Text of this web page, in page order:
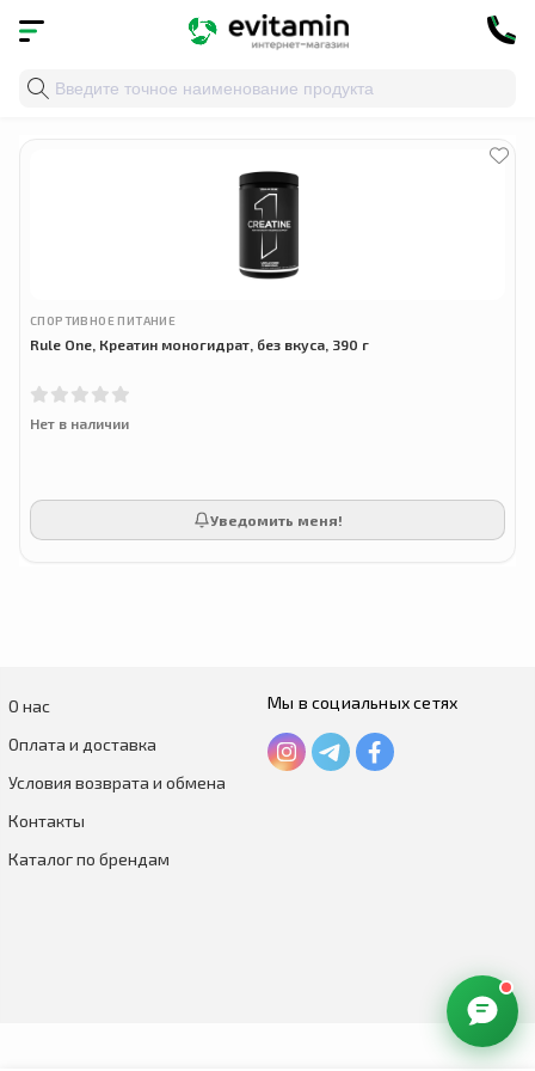
Главная » силовые тренировки
СПОРТИВНОЕ ПИТАНИЕ
Rule One, Креатин моногидрат, без вкуса, 390 г
Нет в наличии
Уведомить меня!
О нас
Оплата и доставка
Условия возврата и обмена
Контакты
Каталог по брендам
Мы в социальных сетях